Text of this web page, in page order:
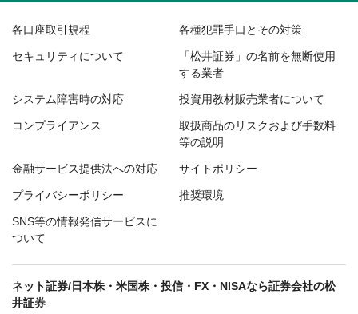
各口座取引規程 各種犯罪手口とその対策
セキュリティについて
「松井証券」の名前を無断使用
する業者
システム障害時の対応 投資用教材販売業者について
コンプライアンス
取扱商品のリスクおよび手数料
等の説明
金融サービス提供法への対応 サイトポリシー
プライバシーポリシー 推奨環境
SNS等の情報発信サービスに
ついて
ネット証券/日本株・米国株・投信・FX・NISAなら証券会社の松
井証券